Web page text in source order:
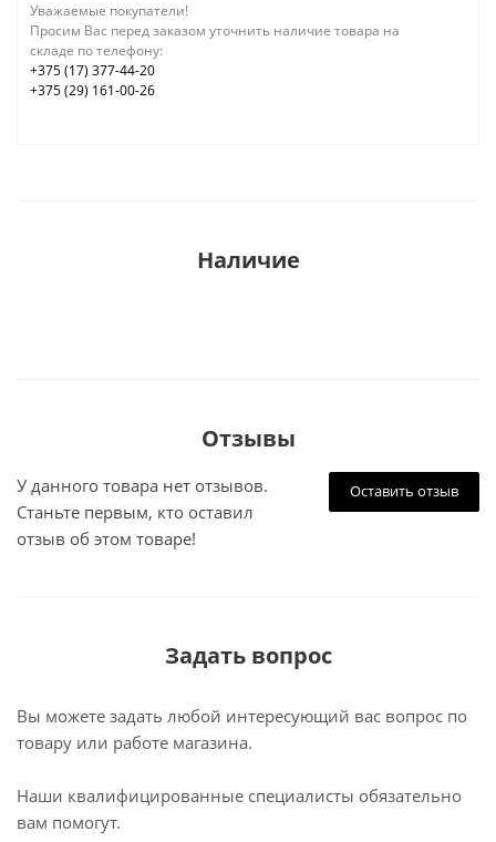
Уважаемые покупатели!
Просим Вас перед заказом уточнить наличие товара на
складе по телефону:
+375 (17) 377-44-20
+375 (29) 161-00-26
Наличие
Отзывы
Оставить отзыв
У данного товара нет отзывов.
Станьте первым, кто оставил
отзыв об этом товаре!
Задать вопрос
Вы можете задать любой интересующий вас вопрос по
товару или работе магазина.
Наши квалифицированные специалисты обязательно
вам помогут.